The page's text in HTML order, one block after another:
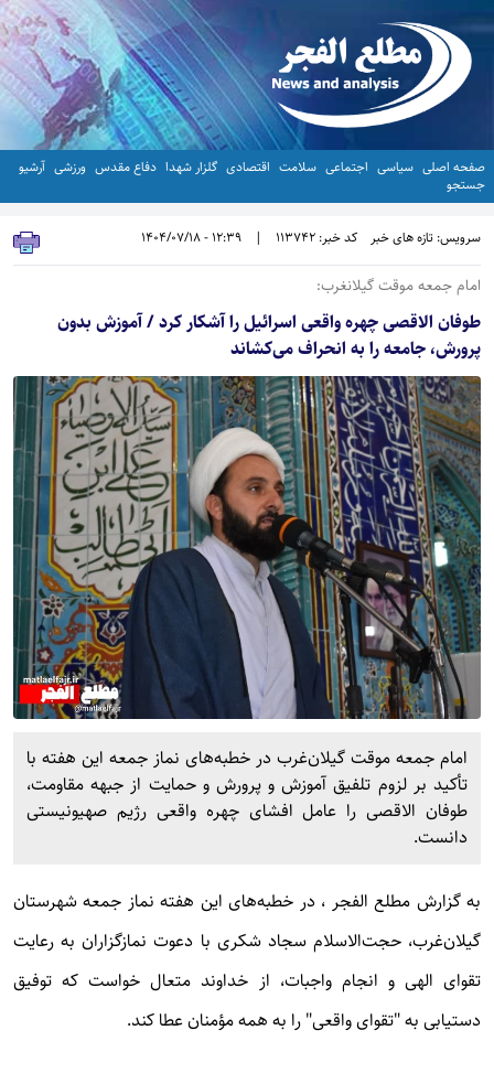
صفحه اصلی سیاسی اجتماعی سلامت اقتصادی گلزار شهدا دفاع مقدس ورزشی آرشیو
جستجو
سرویس: تازه های خبر کد خبر: 113742 |
12:39 - 1404/07/18
امام جمعه موقت گیلانغرب:
طوفان الاقصی چهره واقعی اسرائیل را آشکار کرد / آموزش بدون
پرورش، جامعه را به انحراف می‌کشاند
امام جمعه موقت گیلان‌غرب در خطبه‌های نماز جمعه این هفته با
تأکید بر لزوم تلفیق آموزش و پرورش و حمایت از جبهه مقاومت،
طوفان الاقصی را عامل افشای چهره واقعی رژیم صهیونیستی
دانست.
به گزارش مطلع الفجر ، در خطبه‌های این هفته نماز جمعه شهرستان
گیلان‌غرب، حجت‌الاسلام سجاد شکری با دعوت نمازگزاران به رعایت
تقوای الهی و انجام واجبات، از خداوند متعال خواست که توفیق
دستیابی به "تقوای واقعی" را به همه مؤمنان عطا کند.